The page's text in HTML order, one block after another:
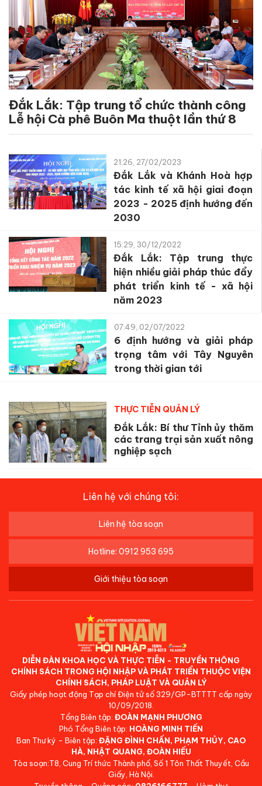
Đắk Lắk: Tập trung tổ chức thành công
Lễ hội Cà phê Buôn Ma thuột lần thứ 8
21:26, 27/02/2023
Đắk Lắk và Khánh Hoà hợp
tác kinh tế xã hội giai đoạn
2023 - 2025 định hướng đến
2030
15:29, 30/12/2022
Đắk Lắk: Tập trung thực
hiện nhiều giải pháp thúc đẩy
phát triển kinh tế - xã hội
năm 2023
07:49, 02/07/2022
6 định hướng và giải pháp
trọng tâm với Tây Nguyên
trong thời gian tới
THỰC TIỄN QUẢN LÝ
Đắk Lắk: Bí thư Tỉnh ủy thăm
các trang trại sản xuất nông
nghiệp sạch
Liên hệ với chúng tôi:
Liên hệ tòa soạn
Hotline: 0912 953 695
Giới thiệu tòa soạn
DIỄN ĐÀN KHOA HỌC VÀ THỰC TIỄN - TRUYỀN THÔNG
CHÍNH SÁCH TRONG HỘI NHẬP VÀ PHÁT TRIỂN THUỘC VIỆN
CHÍNH SÁCH, PHÁP LUẬT VÀ QUẢN LÝ
Giấy phép hoạt động Tạp chí Điện tử số 329/GP-BTTTT cấp ngày
10/09/2018.
Tổng Biên tập: ĐOÀN MẠNH PHƯƠNG
Phó Tổng Biên tập: HOÀNG MINH TIẾN
Ban Thư ký - Biên tập: ĐẶNG ĐÌNH CHẤN, PHẠM THỦY, CAO
HÀ, NHẬT QUANG, ĐOÀN HIẾU
Tòa soạn:T8, Cung Trí thức Thành phố, Số 1 Tôn Thất Thuyết, Cầu
Giấy, Hà Nội.